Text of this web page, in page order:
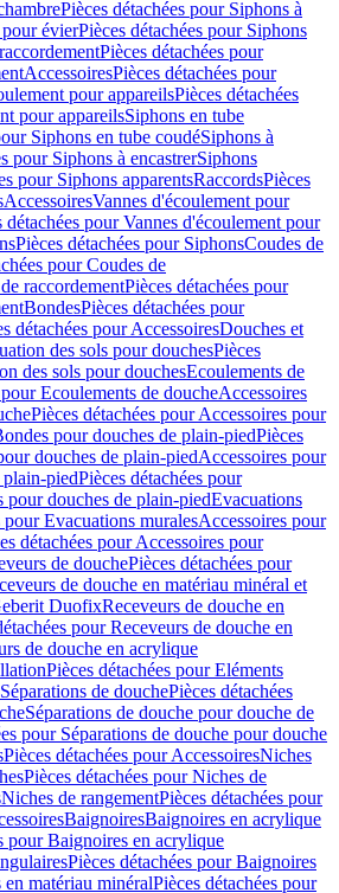
Pièces détachées pour Siphons à
évierPièces détachées pour Siphons
Pièces détachées pour
AccessoiresPièces détachées pour
pour appareilsPièces détachées
pour appareilsSiphons en tube
Siphons en tube coudéSiphons à
pour Siphons à encastrerSiphons
pour Siphons apparentsRaccordsPièces
AccessoiresVannes d'écoulement pour
détachées pour Vannes d'écoulement pour
Pièces détachées pour SiphonsCoudes de
pour Coudes de
raccordementPièces détachées pour
BondesPièces détachées pour
détachées pour AccessoiresDouches et
des sols pour douchesPièces
des sols pour douchesEcoulements de
Ecoulements de doucheAccessoires
Pièces détachées pour Accessoires pour
pour douches de plain-piedPièces
douches de plain-piedAccessoires pour
plain-piedPièces détachées pour
pour douches de plain-piedEvacuations
pour Evacuations muralesAccessoires pour
détachées pour Accessoires pour
de douchePièces détachées pour
de douche en matériau minéral et
DuofixReceveurs de douche en
pour Receveurs de douche en
de douche en acrylique
Pièces détachées pour Eléments
Séparations de douchePièces détachées
Séparations de douche pour douche de
pour Séparations de douche pour douche
Pièces détachées pour AccessoiresNiches
Pièces détachées pour Niches de
Niches de rangementPièces détachées pour
BaignoiresBaignoires en acrylique
pour Baignoires en acrylique
Pièces détachées pour Baignoires
matériau minéralPièces détachées pour